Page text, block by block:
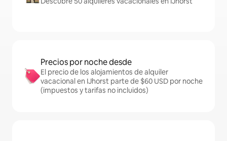
Precios por noche desde
El precio de los alojamientos de alquiler
vacacional en IJhorst parte de $60 USD por noche
(impuestos y tarifas no incluidos)